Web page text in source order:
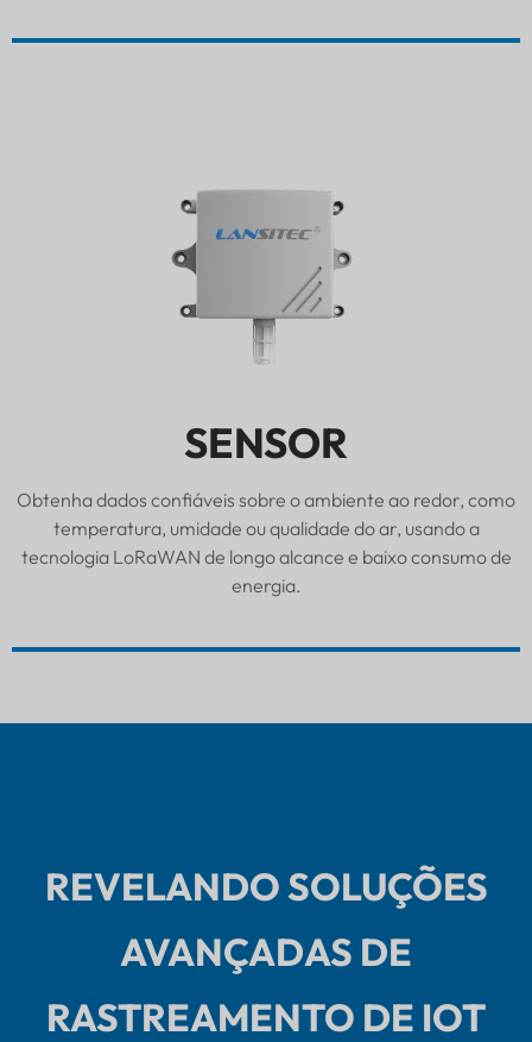
SENSOR
Obtenha dados confiáveis sobre o ambiente ao redor, como
temperatura, umidade ou qualidade do ar, usando a
tecnologia LoRaWAN de longo alcance e baixo consumo de
energia.
REVELANDO SOLUÇÕES
AVANÇADAS DE
RASTREAMENTO DE IOT